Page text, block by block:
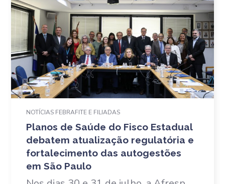
NOTÍCIAS FEBRAFITE E FILIADAS
Planos de Saúde do Fisco Estadual
debatem atualização regulatória e
fortalecimento das autogestões
em São Paulo